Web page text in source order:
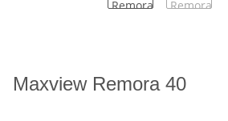
Maxview Remora 40